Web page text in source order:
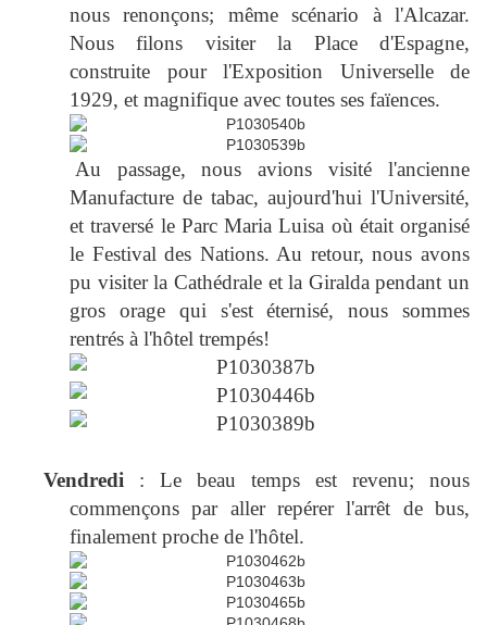
nous renonçons; même scénario à l'Alcazar.
Nous filons visiter la Place d'Espagne,
construite pour l'Exposition Universelle de
1929, et magnifique avec toutes ses faïences.
Au passage, nous avions visité l'ancienne
Manufacture de tabac, aujourd'hui l'Université,
et traversé le Parc Maria Luisa où était organisé
le Festival des Nations. Au retour, nous avons
pu visiter la Cathédrale et la Giralda pendant un
gros orage qui s'est éternisé, nous sommes
rentrés à l'hôtel trempés!
Vendredi : Le beau temps est revenu; nous
commençons par aller repérer l'arrêt de bus,
finalement proche de l'hôtel.